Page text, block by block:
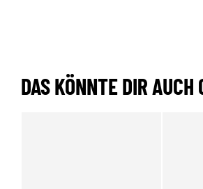
DAS KÖNNTE DIR AUCH